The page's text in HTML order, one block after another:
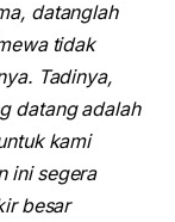
datanglah
tidak
Tadinya,
datang adalah
kami
ini segera
besar